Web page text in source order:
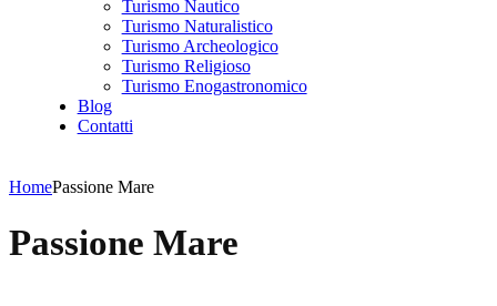
Turismo Nautico
Turismo Naturalistico
Turismo Archeologico
Turismo Religioso
Turismo Enogastronomico
Blog
Contatti
HomePassione Mare
Passione Mare